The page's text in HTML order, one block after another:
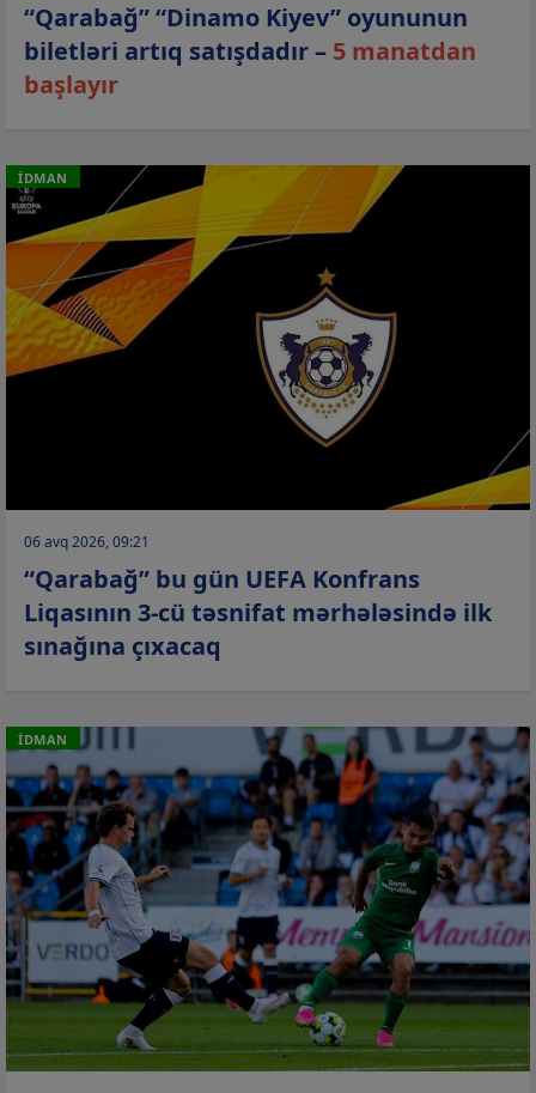
“Qarabağ” “Dinamo Kiyev” oyununun
biletləri artıq satışdadır – 5 manatdan
başlayır
İDMAN
06 avq 2026, 09:21
“Qarabağ” bu gün UEFA Konfrans
Liqasının 3-cü təsnifat mərhələsində ilk
sınağına çıxacaq
İDMAN